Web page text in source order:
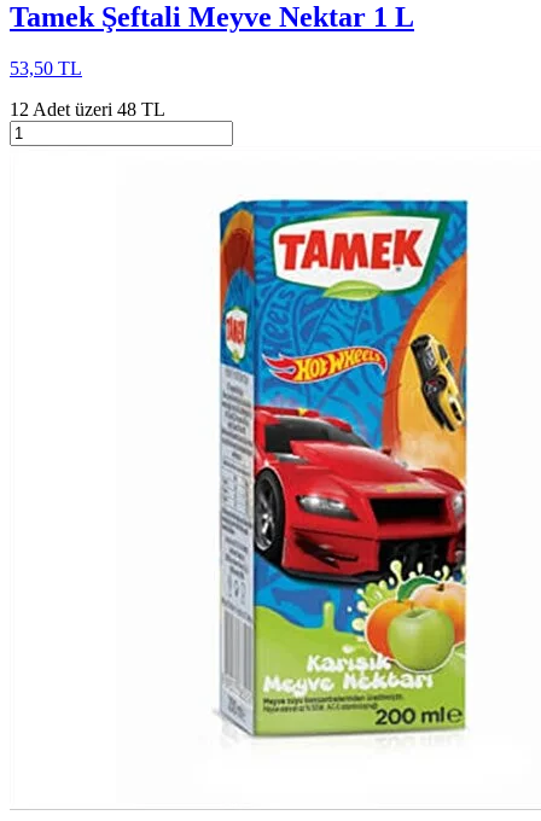
Tamek Şeftali Meyve Nektar 1 L
53,50 TL
12 Adet üzeri 48 TL